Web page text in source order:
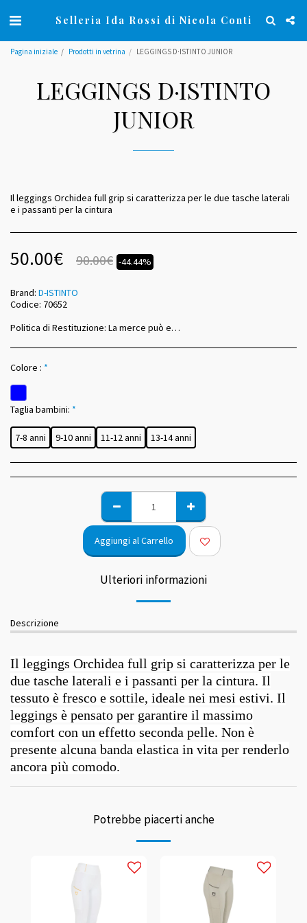
Selleria Ida Rossi di Nicola Conti
Pagina iniziale Prodotti in vetrina LEGGINGS D·ISTINTO JUNIOR
LEGGINGS D·ISTINTO
JUNIOR
Il leggings Orchidea full grip si caratterizza per le due tasche laterali
e i passanti per la cintura
50.00€ 90.00€ -44.44%
Brand: D-ISTINTO
Codice: 70652
Politica di Restituzione: La merce può essere sostituita dopo la consegna in caso di misure o colori sbagliati entro 14 giorni dal ricevimento.
Colore : *
Taglia bambini: *
7-8 anni 9-10 anni 11-12 anni 13-14 anni
Aggiungi al Carrello
Ulteriori informazioni
Descrizione
Il leggings Orchidea full grip si caratterizza per le
due tasche laterali e i passanti per la cintura. Il
tessuto è fresco e sottile, ideale nei mesi estivi. Il
leggings è pensato per garantire il massimo
comfort con un effetto seconda pelle. Non è
presente alcuna banda elastica in vita per renderlo
ancora più comodo.
Potrebbe piacerti anche